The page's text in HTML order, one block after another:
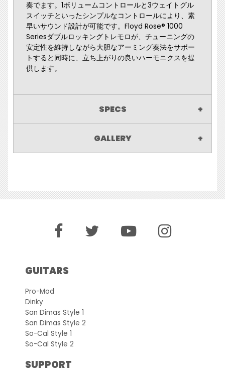
奏でます。1ボリュームコントロールと3ウェイトグル
スイッチといったシンプルなコントロールにより、素
早いサウンド設計が可能です。Floyd Rose® 1000
Seriesダブルロッキングトレモロが、チューニングの
安定性を維持しながら大胆なアーミング奏法をサポー
トすると同時に、立ち上がりの良いハーモニクスを提
供します。
SPECS
GALLERY
GUITARS
Pro-Mod
Dinky
San Dimas Style 1
San Dimas Style 2
So-Cal Style 1
So-Cal Style 2
SUPPORT